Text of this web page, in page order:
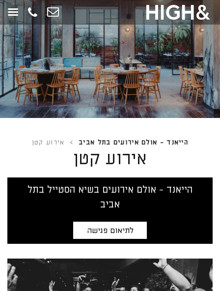
תחילתו
דף
אינטרנט,
לחץ
אנטר
כדי
לעבור
לאזור
תוכן
הייאנד - אולם אירועים בתל אביב > אירוע קטן
אירוע קטן
הייאנד - אולם אירועים בשיא הסטייל בתל
אביב
לתיאום פגישה